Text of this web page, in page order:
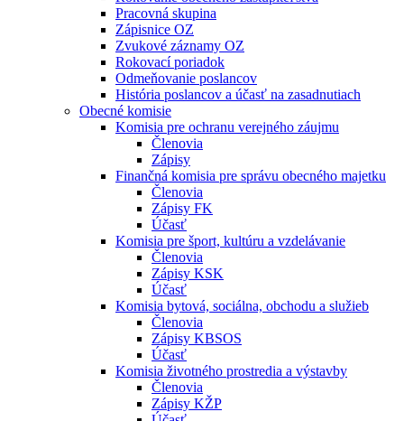
Pracovná skupina
Zápisnice OZ
Zvukové záznamy OZ
Rokovací poriadok
Odmeňovanie poslancov
História poslancov a účasť na zasadnutiach
Obecné komisie
Komisia pre ochranu verejného záujmu
Členovia
Zápisy
Finančná komisia pre správu obecného majetku
Členovia
Zápisy FK
Účasť
Komisia pre šport, kultúru a vzdelávanie
Členovia
Zápisy KSK
Účasť
Komisia bytová, sociálna, obchodu a služieb
Členovia
Zápisy KBSOS
Účasť
Komisia životného prostredia a výstavby
Členovia
Zápisy KŽP